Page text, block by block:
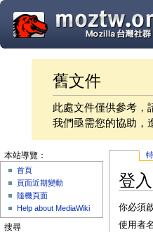
舊文件
此處文件僅供參考，
我們亟需您的協助，
登入
你必須
使用者
本站導覽：
首頁
頁面近期變動
隨機頁面
Help about MediaWiki
搜尋